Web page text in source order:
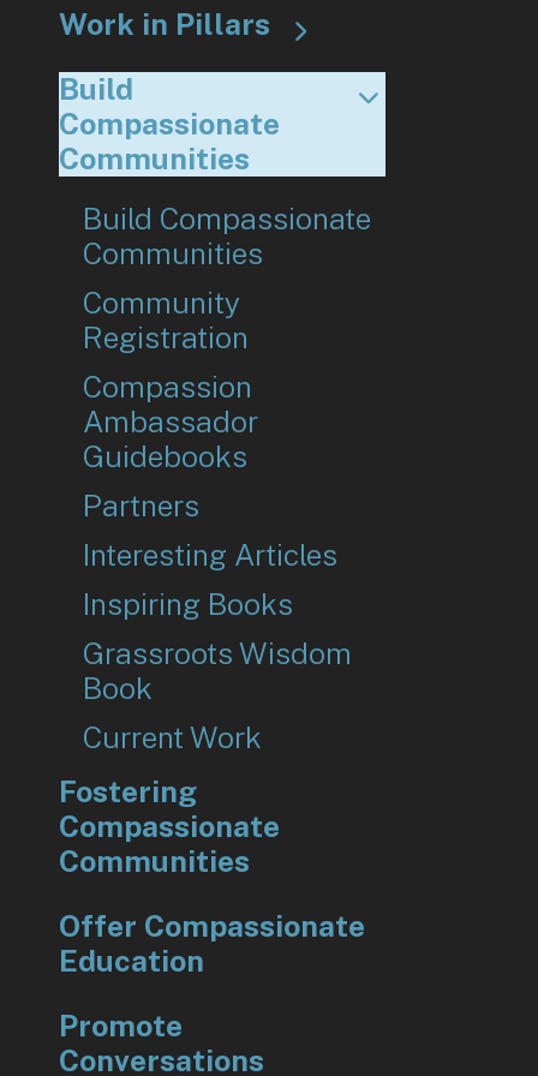
to
search
Work in Pillars
Build
Compassionate
Communities
Build Compassionate
Communities
Community
Registration
Compassion
Ambassador
Guidebooks
Partners
Interesting Articles
Inspiring Books
Grassroots Wisdom
Book
Current Work
Fostering
Compassionate
Communities
Offer Compassionate
Education
Promote
Conversations